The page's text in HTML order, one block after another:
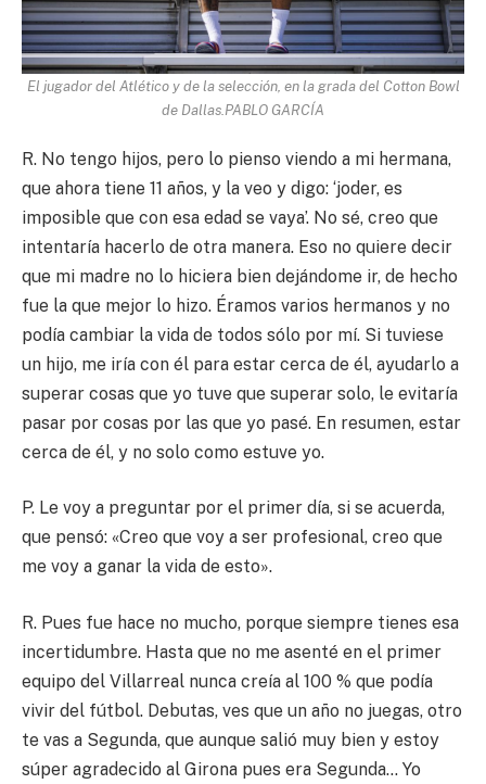
El jugador del Atlético y de la selección, en la grada del Cotton Bowl
de Dallas.PABLO GARCÍA
R. No tengo hijos, pero lo pienso viendo a mi hermana,
que ahora tiene 11 años, y la veo y digo: ‘joder, es
imposible que con esa edad se vaya’. No sé, creo que
intentaría hacerlo de otra manera. Eso no quiere decir
que mi madre no lo hiciera bien dejándome ir, de hecho
fue la que mejor lo hizo. Éramos varios hermanos y no
podía cambiar la vida de todos sólo por mí. Si tuviese
un hijo, me iría con él para estar cerca de él, ayudarlo a
superar cosas que yo tuve que superar solo, le evitaría
pasar por cosas por las que yo pasé. En resumen, estar
cerca de él, y no solo como estuve yo.
P. Le voy a preguntar por el primer día, si se acuerda,
que pensó: «Creo que voy a ser profesional, creo que
me voy a ganar la vida de esto».
R. Pues fue hace no mucho, porque siempre tienes esa
incertidumbre. Hasta que no me asenté en el primer
equipo del Villarreal nunca creía al 100 % que podía
vivir del fútbol. Debutas, ves que un año no juegas, otro
te vas a Segunda, que aunque salió muy bien y estoy
súper agradecido al Girona pues era Segunda… Yo